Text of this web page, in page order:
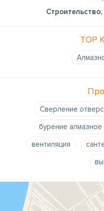
TOP
Сверление
бурение алмазное
вентиляция